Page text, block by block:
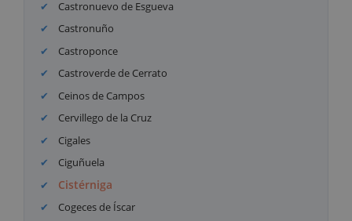
Castronuevo de Esgueva
Castronuño
Castroponce
Castroverde de Cerrato
Ceinos de Campos
Cervillego de la Cruz
Cigales
Ciguñuela
Cistérniga
Cogeces de Íscar